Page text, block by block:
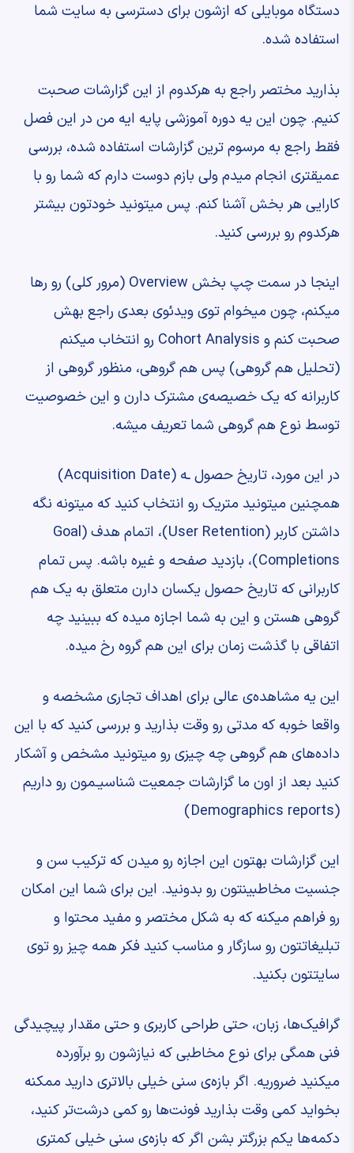
دستگاه موبایلی که ازشون برای دسترسی به سایت شما
استفاده شده. ‫
بذارید مختصر راجع به هرکدوم از این گزارشات صحبت
کنیم. ‫چون این یه دوره آموزشی پایه ایه ‫من در این فصل
فقط راجع به ‫مرسوم ترین گزارشات استفاده شده، ‫بررسی
عمیقتری انجام میدم ‫ولی بازم دوست دارم که شما رو ‫با
کارایی هر بخش آشنا کنم. ‫پس میتونید خودتون بیشتر
هرکدوم رو بررسی کنید.
‫اینجا در سمت چپ بخش ‫Overview (مرور کلی) رو رها
میکنم، ‫چون میخوام توی ویدئوی بعدی راجع بهش
صحبت کنم ‫و Cohort Analysis رو انتخاب میکنم
‫(تحلیل هم گروهی) ‫پس هم گروهی، منظور گروهی از
کاربرانه ‫که یک خصیصه‌ی مشترک دارن ‫و این خصوصیت
توسط نوع هم گروهی شما تعریف میشه.
‫در این مورد، تاریخ حصول ـه ‫(Acquisition Date)
‫همچنین میتونید متریک رو انتخاب کنید ‫که میتونه نگه
داشتن کاربر (User Retention)، ‫اتمام هدف (Goal
Completions)، بازدید صفحه و غیره باشه. ‫پس تمام
کاربرانی که تاریخ حصول یکسان دارن ‫متعلق به یک هم
گروهی هستن و این به شما ‫اجازه میده که ‫ببینید چه
اتفاقی با گذشت زمان ‫برای این هم گروه رخ میده.
‫این یه مشاهده‌ی عالی برای اهداف تجاری مشخصه ‫و
واقعا خوبه که مدتی رو وقت بذارید ‫و بررسی کنید که با این
داده‌های هم گروهی ‫چه چیزی رو میتونید مشخص و آشکار
کنید ‫بعد از اون ما گزارشات جمعیت شناسیـمون رو داریم
‫(Demographics reports) ‫
این گزارشات بهتون این اجازه رو میدن ‫که ترکیب سن و
جنسیت مخاطبینتون رو بدونید. ‫این برای شما این امکان
رو فراهم میکنه که به شکل مختصر ‫و مفید محتوا و
تبلیغاتتون رو سازگار و مناسب کنید ‫فکر همه چیز رو توی
سایتتون بکنید.
‫گرافیک‌ها، زبان، حتی طراحی کاربری ‫و حتی مقدار پیچیدگی
فنی ‫همگی برای نوع مخاطبی که نیازشون رو ‫برآورده
میکنید ضروریه. ‫اگر بازه‌ی سنی خیلی بالاتری دارید ‫ممکنه
بخواید کمی وقت بذارید ‫فونت‌ها رو کمی درشت‌تر کنید،
‫دکمه‌ها یکم بزرگتر بشن ‫اگر که بازه‌ی سنی خیلی کمتری